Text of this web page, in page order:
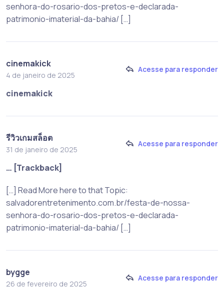
senhora-do-rosario-dos-pretos-e-declarada-
patrimonio-imaterial-da-bahia/ […]
cinemakick
4 de janeiro de 2025
Acesse para responder
cinemakick
รีวิวเกมสล็อต
31 de janeiro de 2025
Acesse para responder
… [Trackback]
[…] Read More here to that Topic:
salvadorentretenimento.com.br/festa-de-nossa-
senhora-do-rosario-dos-pretos-e-declarada-
patrimonio-imaterial-da-bahia/ […]
bygge
26 de fevereiro de 2025
Acesse para responder